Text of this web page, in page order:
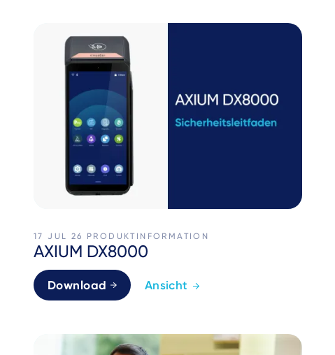
17 JUL 26 PRODUKTINFORMATION
AXIUM DX8000
Download Ansicht